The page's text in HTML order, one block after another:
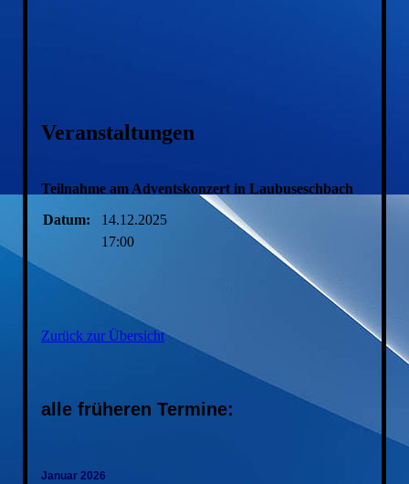
Veranstaltungen
Teilnahme am Adventskonzert in Laubuseschbach
Datum:
14.12.2025
17:00
Zurück zur Übersicht
alle früheren Termine:
Januar 2026